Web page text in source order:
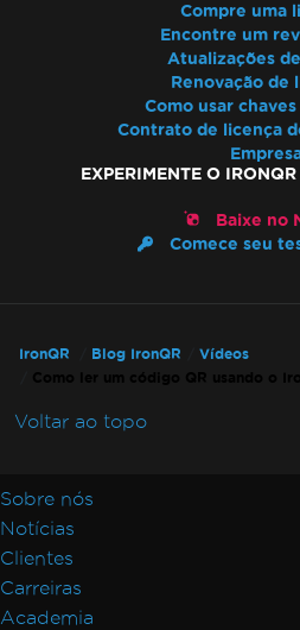
Compre uma
Encontre um
Atualizações
Renovação de
Como usar
Contrato de licença
EXPERIMENTE O
Baixe no
Comece seu
IronQR Blog IronQR
Vídeos
Como ler um código QR usando o
Voltar ao topo
Sobre nós
Notícias
Clientes
Carreiras
Academia